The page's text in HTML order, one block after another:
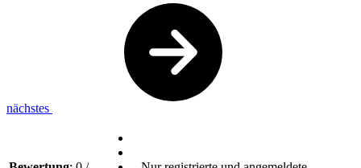
nächstes